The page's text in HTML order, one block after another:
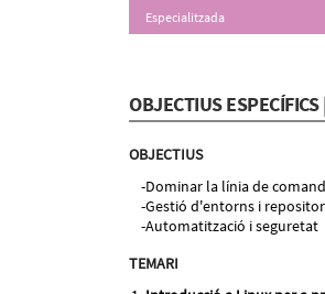
Especialitzada
OBJECTIUS
OBJECTIUS
Dominar la línia de
Gestió d'entorns i
Automatització i seguretat
TEMARI